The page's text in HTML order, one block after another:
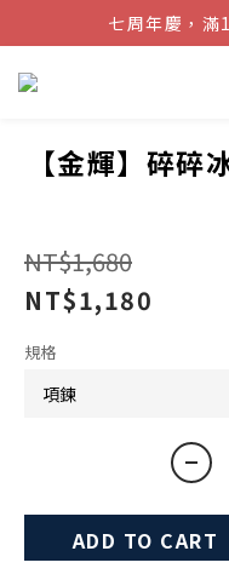
結帳金
七周年慶，
點我加入官方
【金輝】碎
NT$1,680
NT$1,180
規格
ADD TO CART